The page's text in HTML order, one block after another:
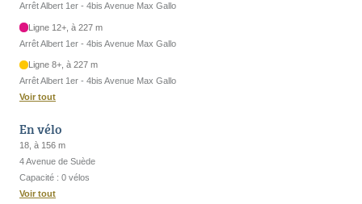
Arrêt Albert 1er - 4bis Avenue Max Gallo
Ligne 12+, à 227 m
Arrêt Albert 1er - 4bis Avenue Max Gallo
Ligne 8+, à 227 m
Arrêt Albert 1er - 4bis Avenue Max Gallo
Voir tout
En vélo
18, à 156 m
4 Avenue de Suède
Capacité : 0 vélos
Voir tout